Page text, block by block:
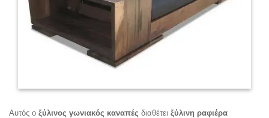
Αυτός ο ξύλινος γωνιακός καναπές διαθέτει ξύλινη ραφιέρα